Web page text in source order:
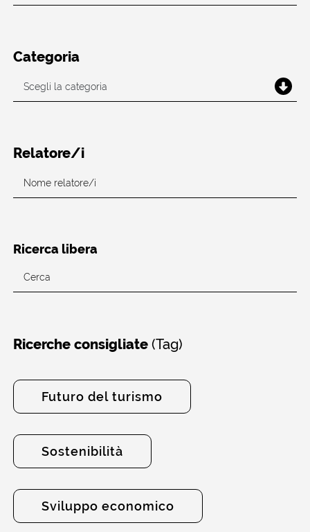
Categoria
Relatore/i
Ricerca libera
Ricerche consigliate(Tag)
Futuro del turismo
Sostenibilità
Sviluppo economico